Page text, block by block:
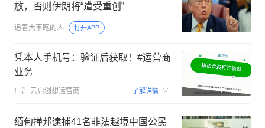
放，否则伊朗将“遭受重创”
追着大事跑的人 打开APP
凭本人手机号：验证后获取！#运营商
业务
广告 云启创想运营商 了解详情 00:15
缅甸掸邦逮捕41名非法越境中国公民